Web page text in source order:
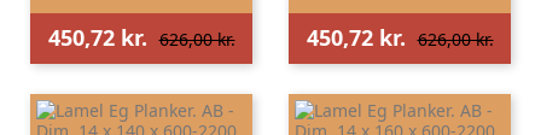
450,72 kr. 626,00 kr. 450,72 kr. 626,00 kr.